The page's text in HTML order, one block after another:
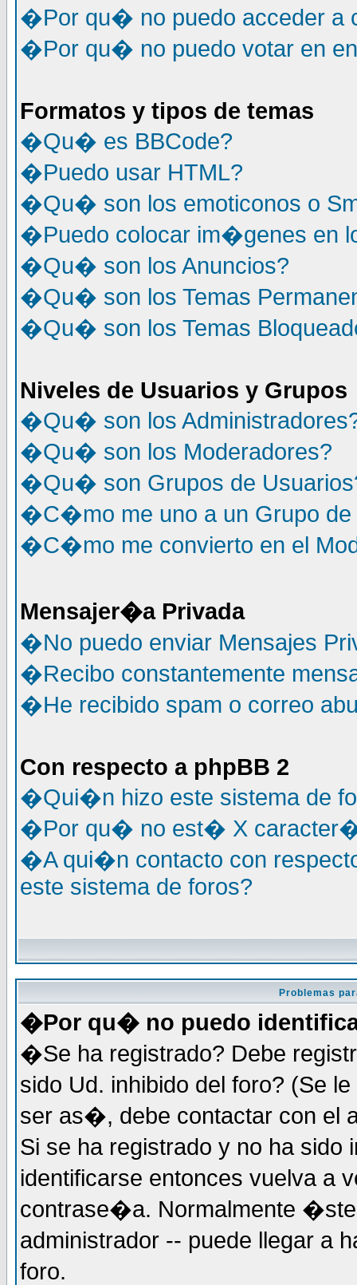
�Por qu� no puedo acceder a
�Por qu� no puedo votar en
Formatos y tipos de temas
�Qu� es BBCode?
�Puedo usar HTML?
�Qu� son los emoticonos o
�Puedo colocar im�genes en
�Qu� son los Anuncios?
�Qu� son los Temas
�Qu� son los Temas
Niveles de Usuarios y Grupos
�Qu� son los
�Qu� son los Moderadores?
�Qu� son Grupos de
�C�mo me uno a un Grupo de
�C�mo me convierto en el
Mensajer�a Privada
�No puedo enviar Mensajes
�Recibo constantemente
�He recibido spam o correo
Con respecto a phpBB 2
�Qui�n hizo este sistema de
�Por qu� no est� X
�A qui�n contacto con
este sistema de foros?
Problemas
�Por qu� no puedo
�Se ha registrado? Debe
sido Ud. inhibido del foro? (Se
ser as�, debe contactar con el
Si se ha registrado y no ha
identificarse entonces vuelva a
contrase�a. Normalmente
administrador -- puede llegar a
foro.